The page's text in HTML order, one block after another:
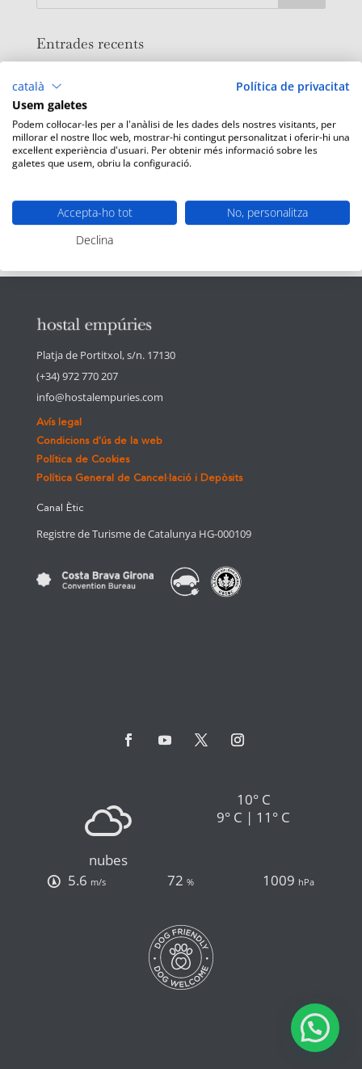
Entrades recents
Gaudeix de la nostra guingueta
Regala les escapades HE
Promo Spa Primavera
Rutes en bici o a peu des de HE
Comentaris recents
Platja de Portitxol, s/n. 17130
(+34) 972 770 207
info@hostalempuries.com
Avís legal
Condicions d'ús de la web
Política de Cookies
Política General de Cancel·lació i Depòsits
Canal Ètic
Registre de Turisme de Catalunya HG-000109
nubes
10° C
9° C | 11° C
5.6 m/s 72% 1009 hPa
català
Política de privacitat
Usem galetes
Podem col·locar-les per a l'anàlisi de les dades dels nostres visitants, per
millorar el nostre lloc web, mostrar-hi contingut personalitzat i oferir-hi una
excel·lent experiència d'usuari. Per obtenir més informació sobre les
galetes que usem, obriu la configuració.
Accepta-ho tot
No, personalitza
Declina